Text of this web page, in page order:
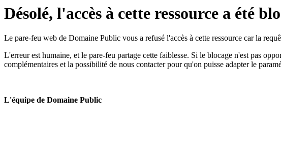
Désolé, l'accès à cette ressource a été
Le pare-feu web de Domaine Public vous a refusé l'accès à cette ressource car la
L'erreur est humaine, et le pare-feu partage cette faiblesse. Si le blocage n'est pas
complémentaires et la possibilité de nous contacter pour qu'on puisse adapter le
L'équipe de Domaine Public